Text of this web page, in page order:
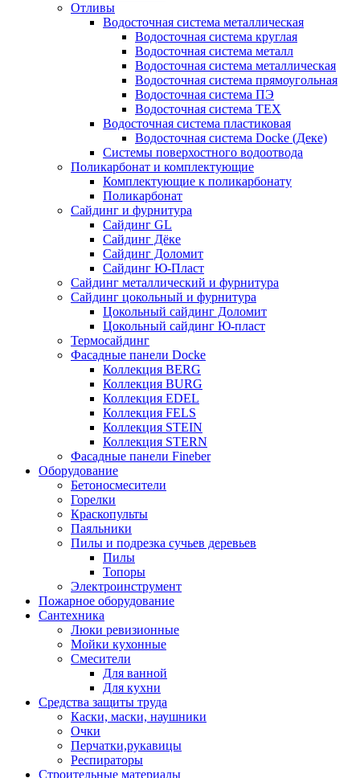
Отливы
Водосточная система металлическая
Водосточная система круглая
Водосточная система металл
Водосточная система металлическая
Водосточная система прямоугольная
Водосточная система ПЭ
Водосточная система ТЕХ
Водосточная система пластиковая
Водосточная система Docke (Деке)
Системы поверхостного водоотвода
Поликарбонат и комплектующие
Комплектующие к поликарбонату
Поликарбонат
Сайдинг и фурнитура
Сайдинг GL
Сайдинг Дёке
Сайдинг Доломит
Сайдинг Ю-Пласт
Сайдинг металлический и фурнитура
Сайдинг цокольный и фурнитура
Цокольный сайдинг Доломит
Цокольный сайдинг Ю-пласт
Термосайдинг
Фасадные панели Docke
Коллекция BERG
Коллекция BURG
Коллекция EDEL
Коллекция FELS
Коллекция STEIN
Коллекция STERN
Фасадные панели Fineber
Оборудование
Бетоносмесители
Горелки
Краскопульты
Паяльники
Пилы и подрезка сучьев деревьев
Пилы
Топоры
Электроинструмент
Пожарное оборудование
Сантехника
Люки ревизионные
Мойки кухонные
Смесители
Для ванной
Для кухни
Средства защиты труда
Каски, маски, наушники
Очки
Перчатки,рукавицы
Респираторы
Строительные материалы